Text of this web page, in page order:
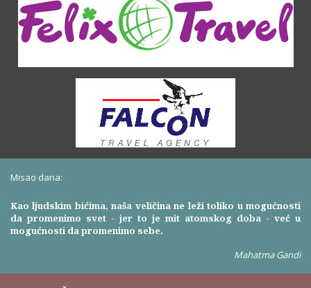
Misao dana:
Kao ljudskim bićima, naša veličina ne leži toliko u mogućnosti
da promenimo svet - jer to je mit atomskog doba - već u
mogućnosti da promenimo sebe.
Mahatma Gandi